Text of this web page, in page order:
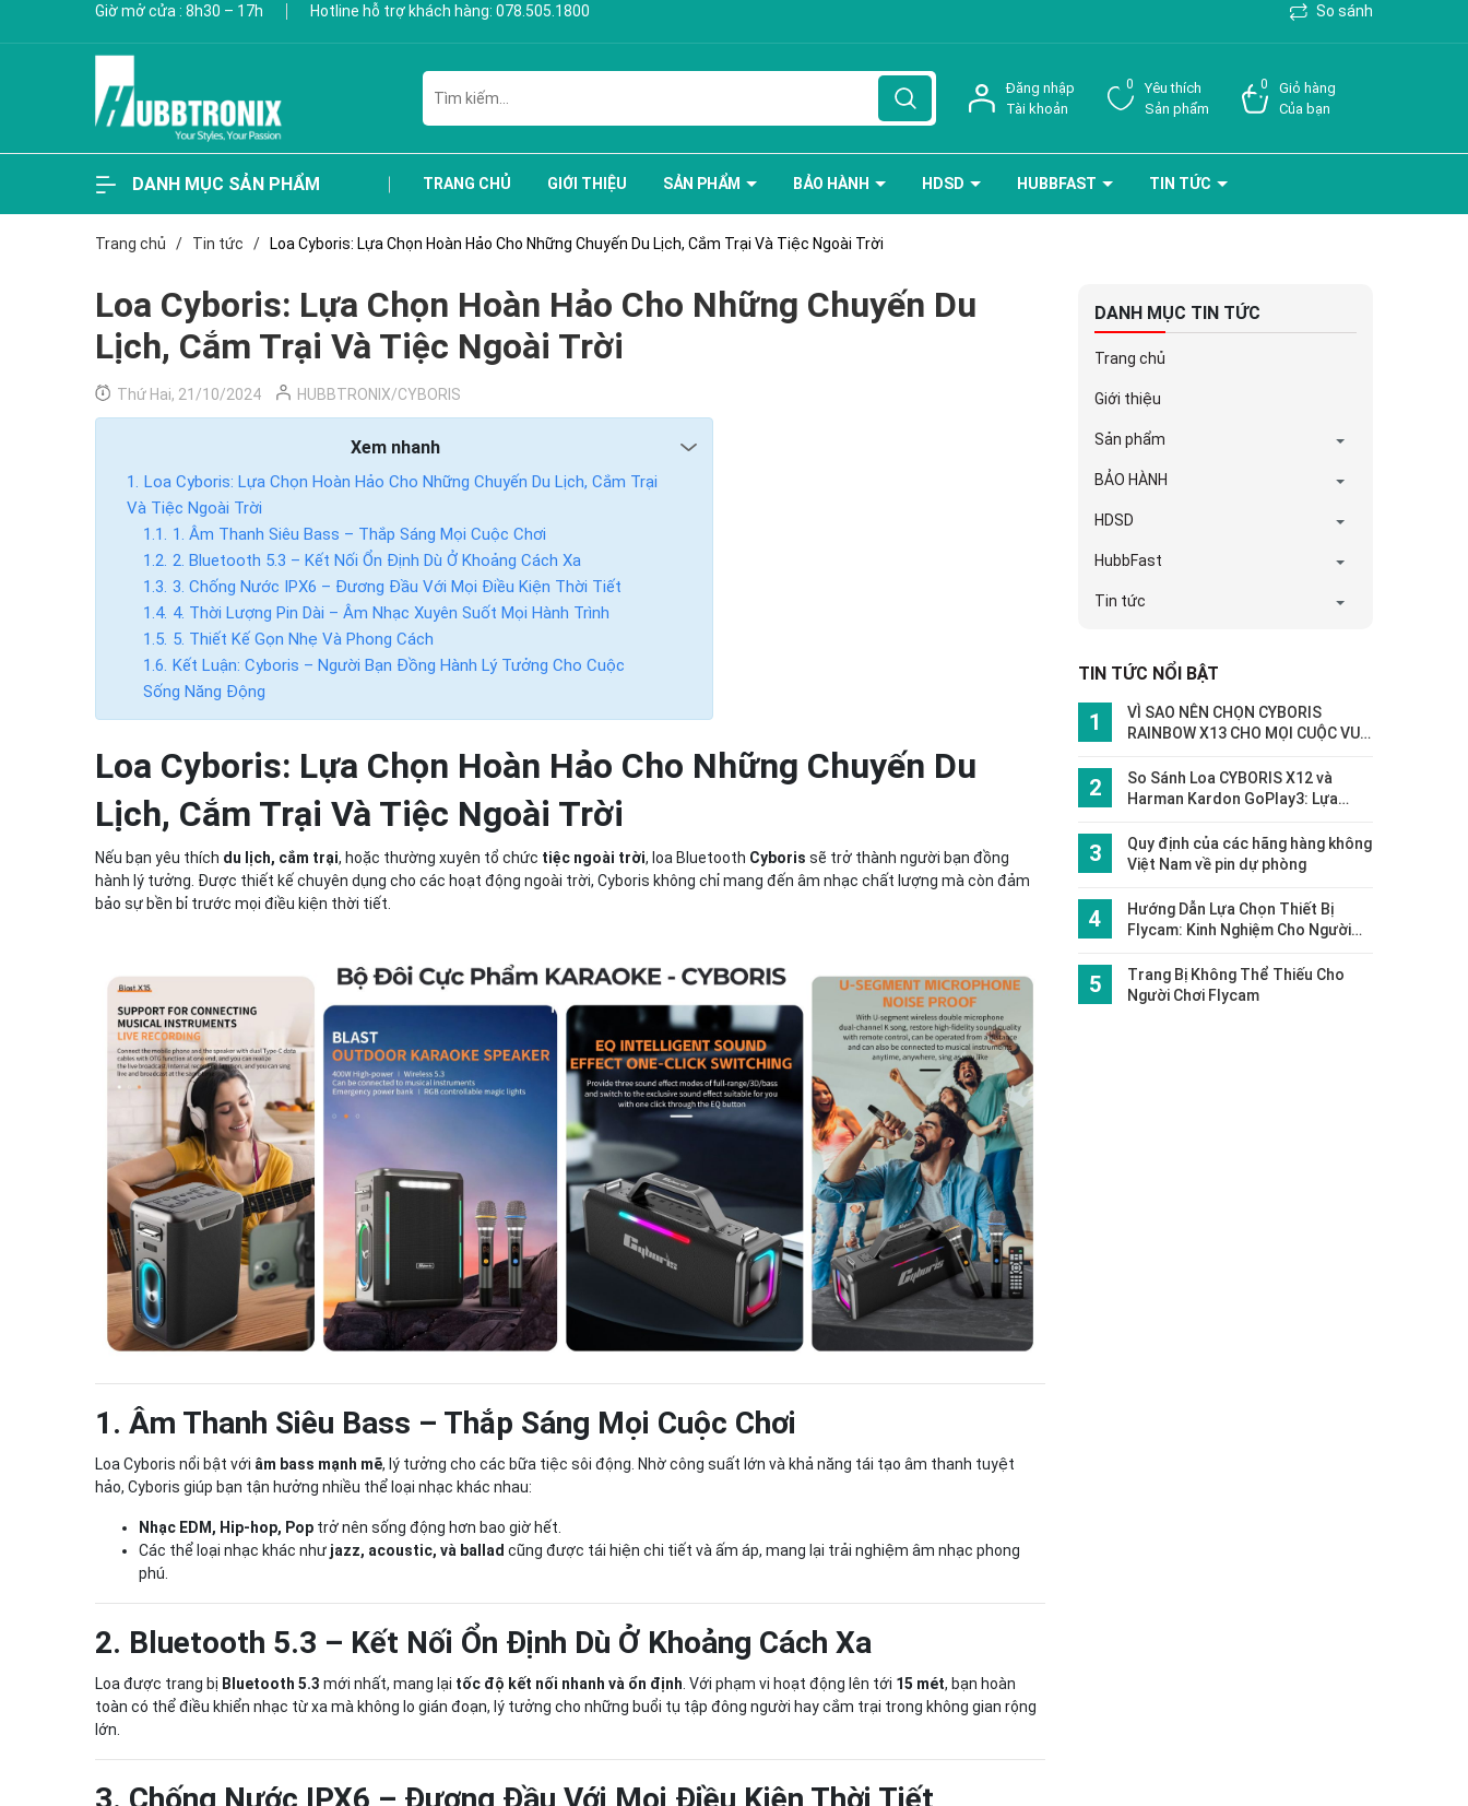
Giờ mở cửa : 8h30 – 17h Hotline hỗ trợ khách hàng: 078.505.1800 So sánh
Đăng nhập
Tài khoản
0
Yêu thích
Sản phẩm
0
Giỏ hàng
Của bạn
DANH MỤC SẢN PHẨM TRANG CHỦ GIỚI THIỆU SẢN PHẨM BẢO HÀNH HDSD HUBBFAST TIN TỨC
Trang chủ / Tin tức / Loa Cyboris: Lựa Chọn Hoàn Hảo Cho Những Chuyến Du Lịch, Cắm Trại Và Tiệc Ngoài Trời
Loa Cyboris: Lựa Chọn Hoàn Hảo Cho Những Chuyến Du
Lịch, Cắm Trại Và Tiệc Ngoài Trời
Thứ Hai, 21/10/2024 HUBBTRONIX/CYBORIS
Xem nhanh
Loa Cyboris: Lựa Chọn Hoàn Hảo Cho Những Chuyến Du Lịch, Cắm Trại
Và Tiệc Ngoài Trời
1. Âm Thanh Siêu Bass – Thắp Sáng Mọi Cuộc Chơi
2. Bluetooth 5.3 – Kết Nối Ổn Định Dù Ở Khoảng Cách Xa
3. Chống Nước IPX6 – Đương Đầu Với Mọi Điều Kiện Thời Tiết
4. Thời Lượng Pin Dài – Âm Nhạc Xuyên Suốt Mọi Hành Trình
5. Thiết Kế Gọn Nhẹ Và Phong Cách
Kết Luận: Cyboris – Người Bạn Đồng Hành Lý Tưởng Cho Cuộc
Sống Năng Động
Loa Cyboris: Lựa Chọn Hoàn Hảo Cho Những Chuyến Du
Lịch, Cắm Trại Và Tiệc Ngoài Trời
Nếu bạn yêu thích du lịch, cắm trại, hoặc thường xuyên tổ chức tiệc ngoài trời, loa Bluetooth Cyboris sẽ trở thành người bạn đồng
hành lý tưởng. Được thiết kế chuyên dụng cho các hoạt động ngoài trời, Cyboris không chỉ mang đến âm nhạc chất lượng mà còn đảm
bảo sự bền bỉ trước mọi điều kiện thời tiết.
1. Âm Thanh Siêu Bass – Thắp Sáng Mọi Cuộc Chơi
Loa Cyboris nổi bật với âm bass mạnh mẽ, lý tưởng cho các bữa tiệc sôi động. Nhờ công suất lớn và khả năng tái tạo âm thanh tuyệt
hảo, Cyboris giúp bạn tận hưởng nhiều thể loại nhạc khác nhau:
Nhạc EDM, Hip-hop, Pop trở nên sống động hơn bao giờ hết.
Các thể loại nhạc khác như jazz, acoustic, và ballad cũng được tái hiện chi tiết và ấm áp, mang lại trải nghiệm âm nhạc phong
phú.
2. Bluetooth 5.3 – Kết Nối Ổn Định Dù Ở Khoảng Cách Xa
Loa được trang bị Bluetooth 5.3 mới nhất, mang lại tốc độ kết nối nhanh và ổn định . Với phạm vi hoạt động lên tới 15 mét, bạn hoàn
toàn có thể điều khiển nhạc từ xa mà không lo gián đoạn, lý tưởng cho những buổi tụ tập đông người hay cắm trại trong không gian rộng
lớn.
3. Chống Nước IPX6 – Đương Đầu Với Mọi Điều Kiện Thời Tiết
DANH MỤC TIN TỨC
Trang chủ
Giới thiệu
Sản phẩm
BẢO HÀNH
HDSD
HubbFast
Tin tức
TIN TỨC NỔI BẬT
VÌ SAO NÊN CHỌN CYBORIS
RAINBOW X13 CHO MỌI CUỘC VUI?
So Sánh Loa CYBORIS X12 và
Harman Kardon GoPlay3: Lựa
Âm Nhạc
Quy định của các hãng hàng không
Việt Nam về pin dự phòng
Hướng Dẫn Lựa Chọn Thiết Bị
Flycam: Kinh Nghiệm Cho Người
Trang Bị Không Thể Thiếu Cho
Người Chơi Flycam